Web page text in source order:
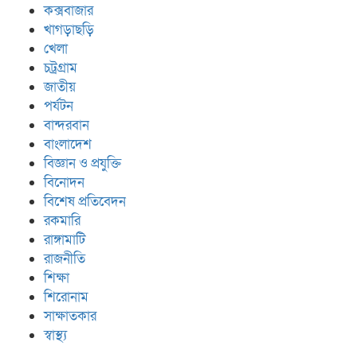
কক্সবাজার
খাগড়াছড়ি
খেলা
চট্রগ্রাম
জাতীয়
পর্যটন
বান্দরবান
বাংলাদেশ
বিজ্ঞান ও প্রযুক্তি
বিনোদন
বিশেষ প্রতিবেদন
রকমারি
রাঙ্গামাটি
রাজনীতি
শিক্ষা
শিরোনাম
সাক্ষাতকার
স্বাস্থ্য